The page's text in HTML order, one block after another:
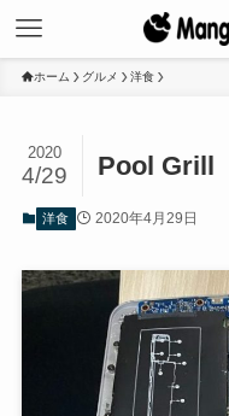
ホーム グルメ 洋食
Pool Grill
2020
4/29
洋食 2020年4月29日